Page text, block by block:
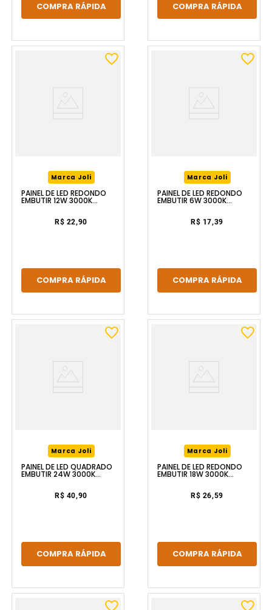
COMPRA RÁPIDA COMPRA RÁPIDA
Marca Joli
PAINEL DE LED REDONDO
EMBUTIR 12W 3000K
R$ 22,90
COMPRA RÁPIDA
Marca Joli
PAINEL DE LED REDONDO
EMBUTIR 6W 3000K
R$ 17,39
COMPRA RÁPIDA
Marca Joli
PAINEL DE LED QUADRADO
EMBUTIR 24W 3000K
R$ 40,90
COMPRA RÁPIDA
Marca Joli
PAINEL DE LED REDONDO
EMBUTIR 18W 3000K
R$ 26,59
COMPRA RÁPIDA